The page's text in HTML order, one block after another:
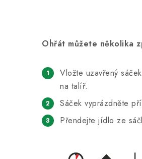
Ohřát můžete několika
Vložte uzavřený
na talíř.
Sáček vyprázdněte
Přendejte jídlo ze